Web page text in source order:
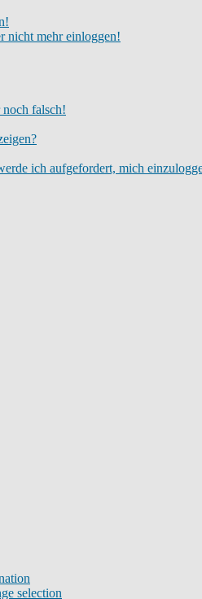
nicht mehr einloggen!
falsch!
ich aufgefordert, mich
selection